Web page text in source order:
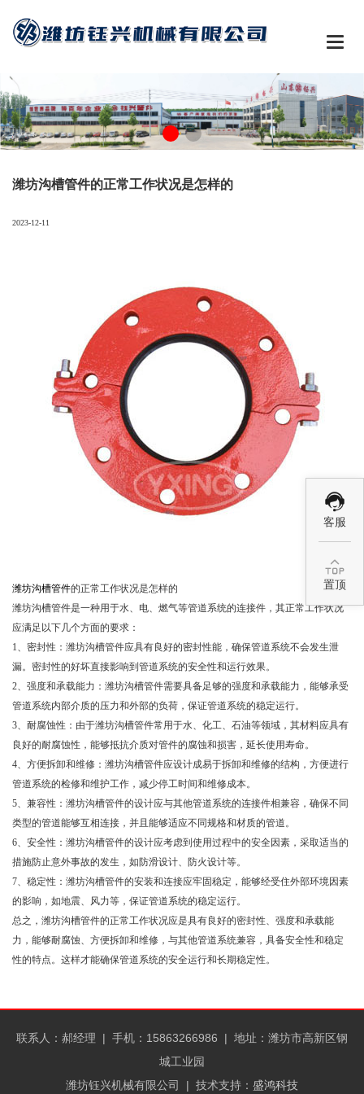

客服

置顶
潍坊沟槽管件的正常工作状况是怎样的
2023-12-11
潍坊沟槽管件的正常工作状况是怎样的
潍坊沟槽管件是一种用于水、电、燃气等管道系统的连接件，其正常工作状况
应满足以下几个方面的要求：
1、密封性：潍坊沟槽管件应具有良好的密封性能，确保管道系统不会发生泄
漏。密封性的好坏直接影响到管道系统的安全性和运行效果。
2、强度和承载能力：潍坊沟槽管件需要具备足够的强度和承载能力，能够承受
管道系统内部介质的压力和外部的负荷，保证管道系统的稳定运行。
3、耐腐蚀性：由于潍坊沟槽管件常用于水、化工、石油等领域，其材料应具有
良好的耐腐蚀性，能够抵抗介质对管件的腐蚀和损害，延长使用寿命。
4、方便拆卸和维修：潍坊沟槽管件应设计成易于拆卸和维修的结构，方便进行
管道系统的检修和维护工作，减少停工时间和维修成本。
5、兼容性：潍坊沟槽管件的设计应与其他管道系统的连接件相兼容，确保不同
类型的管道能够互相连接，并且能够适应不同规格和材质的管道。
6、安全性：潍坊沟槽管件的设计应考虑到使用过程中的安全因素，采取适当的
措施防止意外事故的发生，如防滑设计、防火设计等。
7、稳定性：潍坊沟槽管件的安装和连接应牢固稳定，能够经受住外部环境因素
的影响，如地震、风力等，保证管道系统的稳定运行。
总之，潍坊沟槽管件的正常工作状况应是具有良好的密封性、强度和承载能
力，能够耐腐蚀、方便拆卸和维修，与其他管道系统兼容，具备安全性和稳定
性的特点。这样才能确保管道系统的安全运行和长期稳定性。
联系人：郝经理 | 手机：15863266986 | 地址：潍坊市高新区钢
城工业园
潍坊钰兴机械有限公司
| 技术支持： 盛鸿科技